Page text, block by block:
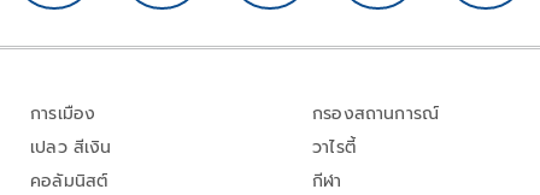
การเมือง
เปลว สีเงิน
คอลัมนิสต์
กรองสถานการณ์
วาไรตี้
กีฬา